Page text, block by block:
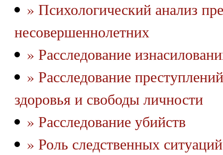
» Психологический анализ
несовершеннолетних
» Расследование
» Расследование
здоровья и свободы личности
» Расследование убийств
» Роль следственных